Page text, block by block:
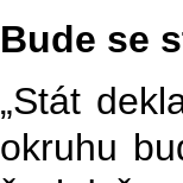
Bude se
„Stát
okruhu